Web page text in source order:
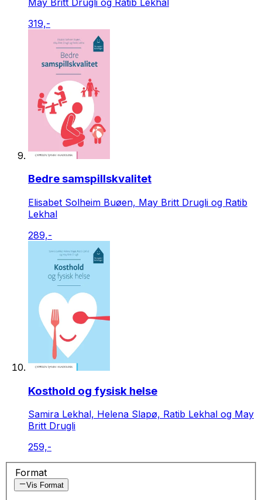
319,-
Bedre samspillskvalitet
Elisabet Solheim Buøen, May Britt Drugli og Ratib
Lekhal
289,-
Kosthold og fysisk helse
Samira Lekhal, Helena Slapø, Ratib Lekhal og May
Britt Drugli
259,-
Format
Vis Format